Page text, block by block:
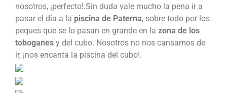
nosotros, ¡perfecto!.Sin duda vale mucho la pena ir a
pasar el día a la piscina de Paterna, sobre todo por los
peques que se lo pasan en grande en la zona de los
toboganes y del cubo. Nosotros no nos cansamos de
ir, ¡nos encanta la piscina del cubo!.